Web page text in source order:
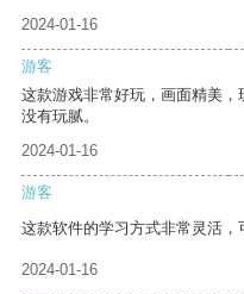
2024-01-16
游客
这款游戏非常好玩，画面精美
没有玩腻。
2024-01-16
游客
这款软件的学习方式非常灵活，
2024-01-16